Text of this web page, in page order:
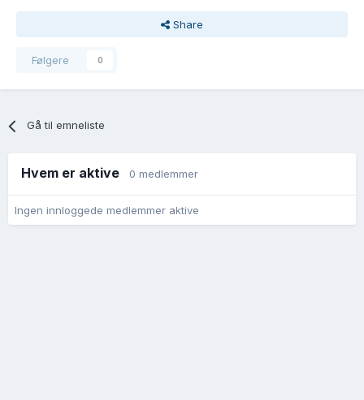
Share
Følgere 0
Gå til emneliste
Hvem er aktive 0 medlemmer
Ingen innloggede medlemmer aktive